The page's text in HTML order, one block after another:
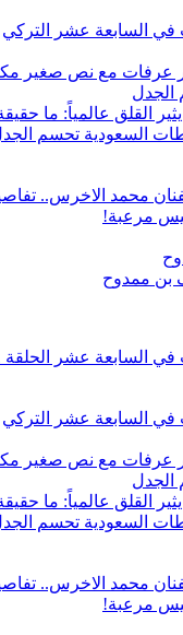
السابعة عشر التركي
القلق عالمياً: ما
السعودية تحسم
محمد الاخرس..
مرعبة!
بن ممدوح
عشر الحلقة 1 الأولى
السابعة عشر التركي
القلق عالمياً: ما
السعودية تحسم
محمد الاخرس..
مرعبة!